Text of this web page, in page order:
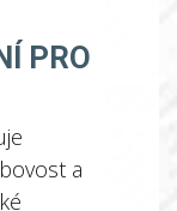
PRO
a